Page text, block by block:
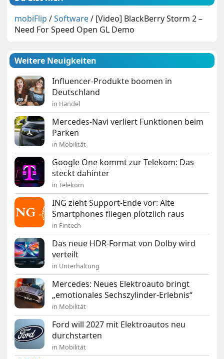
mobiFlip /Software/ [Video] BlackBerry Storm 2 –
Need For Speed Open GL Demo
Weitere Neuigkeiten
Influencer-Produkte boomen in
Deutschland
in Handel
Mercedes-Navi verliert Funktionen beim
Parken
in Mobilität
Google One kommt zur Telekom: Das
steckt dahinter
in Telekom
ING zieht Support-Ende vor: Alte
Smartphones fliegen plötzlich raus
in Fintech
Das neue HDR-Format von Dolby wird
verteilt
in Unterhaltung
Mercedes: Neues Elektroauto bringt
„emotionales Sechszylinder-Erlebnis“
in Mobilität
Ford will 2027 mit Elektroautos neu
durchstarten
in Mobilität